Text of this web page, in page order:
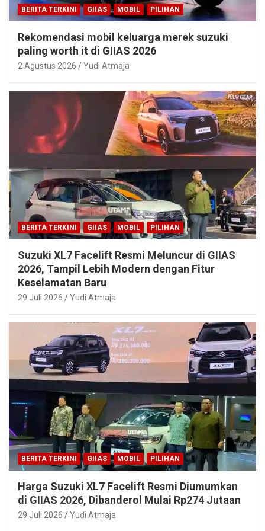
BERITA TERKINI GIIAS MOBIL PILIHAN
Rekomendasi mobil keluarga merek suzuki
paling worth it di GIIAS 2026
2 Agustus 2026 Yudi Atmaja
BERITA TERKINI GIIAS MOBIL PILIHAN
Suzuki XL7 Facelift Resmi Meluncur di GIIAS
2026, Tampil Lebih Modern dengan Fitur
Keselamatan Baru
29 Juli 2026 Yudi Atmaja
BERITA TERKINI GIIAS MOBIL PILIHAN
Harga Suzuki XL7 Facelift Resmi Diumumkan
di GIIAS 2026, Dibanderol Mulai Rp274 Jutaan
29 Juli 2026 Yudi Atmaja